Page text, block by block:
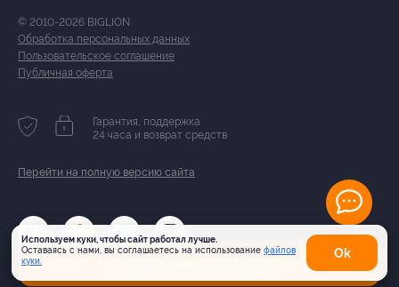
Используем куки, чтобы сайт работал лучше.
Оставаясь с нами, вы соглашаетесь на использование файлов
куки.
Оk
© 2010-2026 BIGLION
Обработка персональных данных
Пользовательское соглашение
Публичная оферта
Гарантия, поддержка
24 часа и возврат средств
Перейти на полную версию сайта